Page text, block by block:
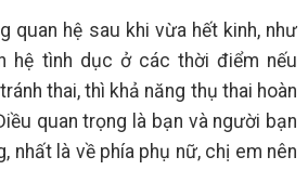
quan hệ sau khi vừa hết kinh, như
hệ tình dục ở các thời điểm nếu
thai, thì khả năng thụ thai hoàn
quan trọng là bạn và người bạn
nhất là về phía phụ nữ, chị em nên